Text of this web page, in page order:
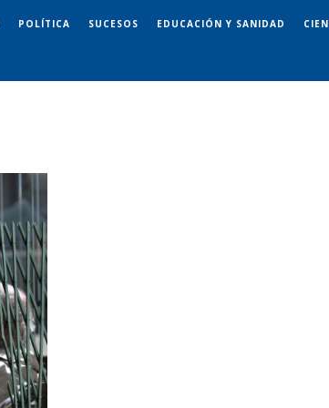
POLÍTICA SUCESOS EDUCACIÓN Y SANIDAD